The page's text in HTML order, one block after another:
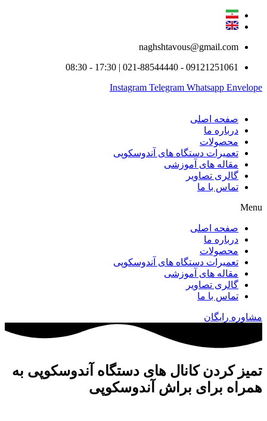
naghshtavous@gmail.com
09121251061 - 021-88544440 | 17:30 - 08:30
Instagram Telegram Whatsapp Envelope
صفحه اصلی
درباره ما
محصولات
تعمیرات دستگاه های آندوسکوپی
مقاله های آموزشی
گالری تصاویر
تماس با ما
Menu
صفحه اصلی
درباره ما
محصولات
تعمیرات دستگاه های آندوسکوپی
مقاله های آموزشی
گالری تصاویر
تماس با ما
مشاوره رایگان
تمیز کردن کانال های دستگاه آندوسکوپی به
همراه برای براش آندوسکوپی